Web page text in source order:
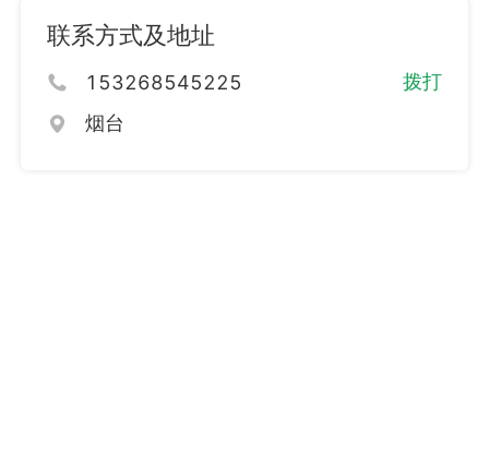
联系方式及地址
153268545225
拨打
烟台